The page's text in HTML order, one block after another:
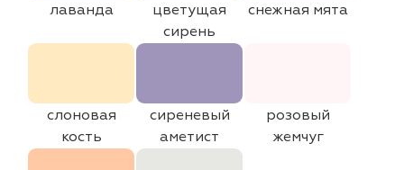
лаванда
цветущая
сирень
снежная мята
слоновая
кость
сиреневый
аметист
розовый
жемчуг